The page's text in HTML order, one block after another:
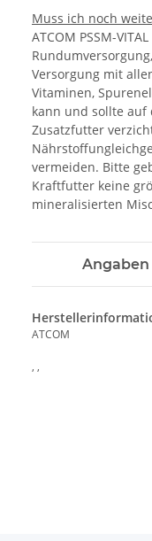
Muss ich noch
ATCOM PSSM-
Versorgung mit
Vitaminen,
kann und sollte
Zusatzfutter
vermeiden. Bitte
Kraftfutter keine
mineralisierten
ATCOM
, ,